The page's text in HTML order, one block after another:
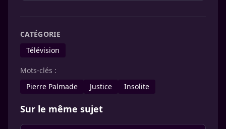
CATÉGORIE
Télévision
Mots-clés :
Pierre Palmade
Justice Insolite
Sur le même sujet